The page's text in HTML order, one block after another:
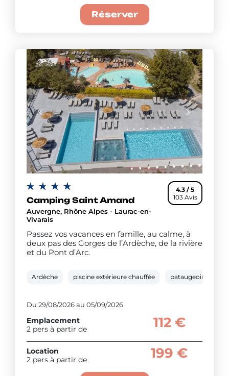
Réserver
4.3 / 5
103 Avis
Camping Saint Amand
Auvergne, Rhône Alpes - Laurac-en-
Vivarais
Passez vos vacances en famille, au calme, à
deux pas des Gorges de l’Ardèche, de la rivière
et du Pont d’Arc.
Ardèche piscine extérieure chauffée pataugeoire
Du 29/08/2026 au 05/09/2026
Emplacement
2 pers à partir de
112 €
Location
2 pers à partir de
199 €